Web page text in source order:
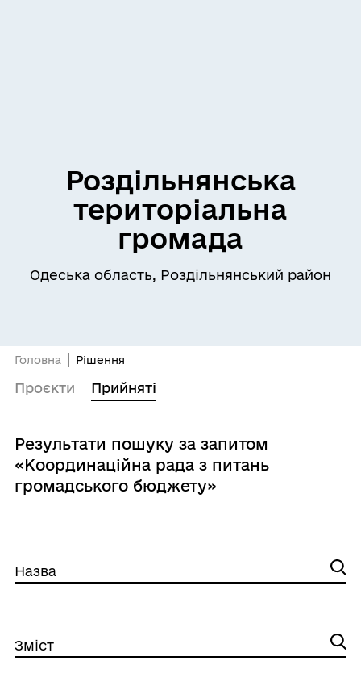
Роздільнянська
територіальна
громада
Одеська область, Роздільнянський район
Головна Рішення
Проєкти Прийняті
Результати пошуку за запитом
«Координаційна рада з питань
громадського бюджету»
Назва
Зміст